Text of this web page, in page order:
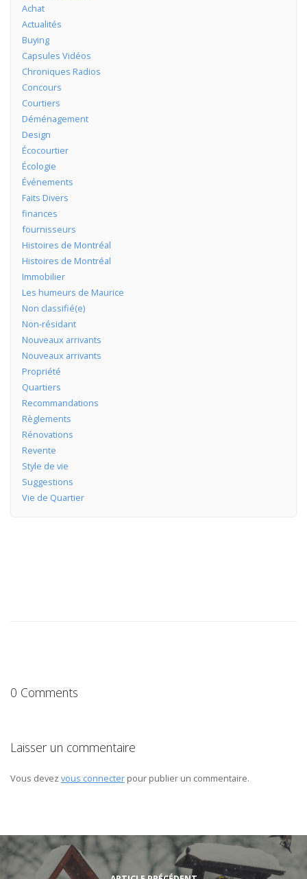
Achat
Actualités
Buying
Capsules Vidéos
Chroniques Radios
Concours
Courtiers
Déménagement
Design
Écocourtier
Écologie
Événements
Faits Divers
finances
fournisseurs
Histoires de Montréal
Histoires de Montréal
Immobilier
Les humeurs de Maurice
Non classifié(e)
Non-résidant
Nouveaux arrivants
Nouveaux arrivants
Propriété
Quartiers
Recommandations
Règlements
Rénovations
Revente
Style de vie
Suggestions
Vie de Quartier
0 Comments
Laisser un commentaire
Vous devez vous connecter pour publier un commentaire.